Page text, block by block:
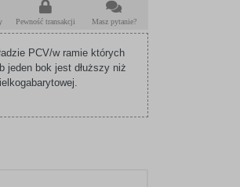
Pewność transakcji Masz pytanie?
PCV/w ramie których
jeden bok jest dłuższy niż